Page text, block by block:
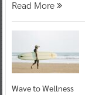
Read More
Wave to Wellness